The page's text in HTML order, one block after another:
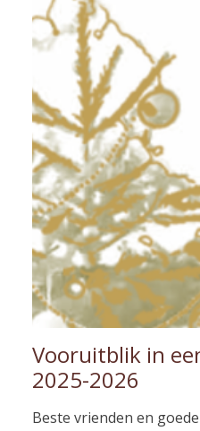
Vooruitblik in
2025-2026
Beste vrienden en